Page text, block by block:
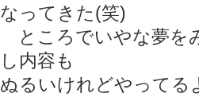
なってきた(笑)
ところでいやな夢を
し内容も
ぬるいけれどやってる